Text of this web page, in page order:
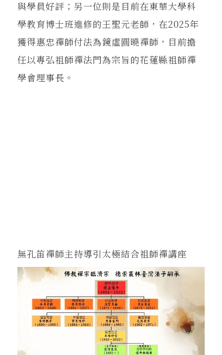
與學員好評；另一位則是目前在東華大學科
學教育博士班進修的王聖元老師，在2025年
獲得惠忠禪師付法為鏡虛圓曉禪師，目前擔
任以專弘祖師禪法門為宗旨的花蓮縣祖師禪
學會理事長。
無孔笛禪師主持導引太極結合祖師禪講座